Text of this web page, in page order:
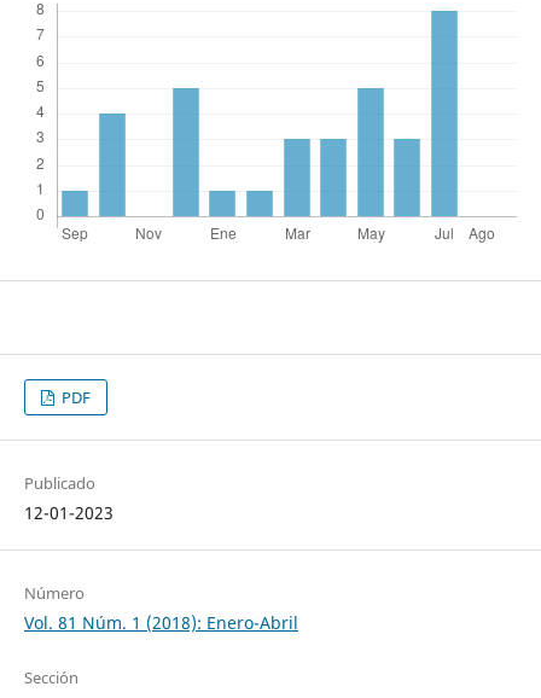
PDF
Publicado
12-01-2023
Número
Vol. 81 Núm. 1 (2018): Enero-Abril
Sección